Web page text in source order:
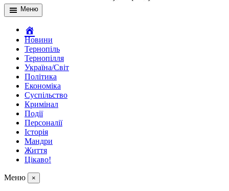
Меню
Новини
Тернопіль
Тернопілля
Україна/Світ
Політика
Економіка
Суспільство
Кримінал
Події
Персоналії
Історія
Мандри
Життя
Цікаво!
Меню ×